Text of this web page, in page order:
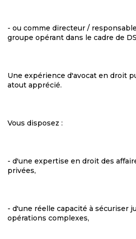
- ou comme directeur /
groupe opérant dans le cadre de
Une expérience d'avocat en droit
atout apprécié.
Vous disposez :
- d'une expertise en droit des
privées,
- d'une réelle capacité à sécuriser
opérations complexes,